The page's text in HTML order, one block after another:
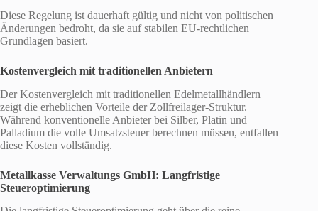
Diese Regelung ist dauerhaft gültig und nicht von politischen
Änderungen bedroht, da sie auf stabilen EU-rechtlichen
Grundlagen basiert.
Kostenvergleich mit traditionellen Anbietern
Der Kostenvergleich mit traditionellen Edelmetallhändlern
zeigt die erheblichen Vorteile der Zollfreilager-Struktur.
Während konventionelle Anbieter bei Silber, Platin und
Palladium die volle Umsatzsteuer berechnen müssen, entfallen
diese Kosten vollständig.
Metallkasse Verwaltungs GmbH: Langfristige
Steueroptimierung